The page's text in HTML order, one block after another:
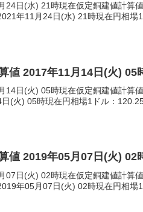
24日(水) 21時現在仮定銅建値計算
年11月24日(水) 21時現在円相
値 2017年11月14日(火) 05
14日(火) 05時現在仮定銅建値計算
日(火) 05時現在円相場1ドル：
値 2019年05月07日(火) 02
07日(火) 02時現在仮定銅建値計算
年05月07日(火) 02時現在円相